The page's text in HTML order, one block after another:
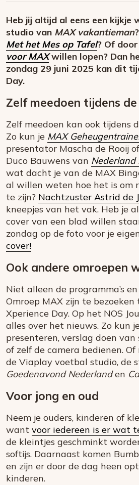
Heb jij altijd al eens een kijkje
studio van MAX vakantieman
Met het Mes op Tafel? Of
voor MAXwillen lopen? Dan
zondag 29 juni 2025 kan dit
Day.
Zelf meedoen tijdens
Zelf meedoen kan ook tijdens
Zo kun je MAX
presentator Mascha de Rooij
Duco Bauwens van Nederland
wat dacht je van de MAX
al willen weten hoe het is om
te zijn? Nachtzuster Astrid de
kneepjes van het vak. Heb je
cover van een blad willen
zondag op de foto voor je
cover!
Ook andere omroepen
Niet alleen de programma’s en
Omroep MAX zijn te bezoeken
Xperience Day. Op het NOS
alles over het nieuws. Zo kun
presenteren, verslag doen
of zelf de camera bedienen.
de Viaplay voetbal studio, de
Goedenavond Nederlanden
Voor jong en oud
Neem je ouders, kinderen of
want voor iedereen is er wat
de kleintjes geschminkt
softijs. Daarnaast komen
en zijn er door de dag heen
kinderen.